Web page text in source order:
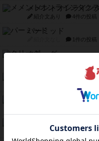
メメントオンライン
紹介文あり 4件の投稿
パーミッド
1件の投稿
クリーグ
セミファイナル ～
ふたつの街の物語
紹介文あり 4件の投稿